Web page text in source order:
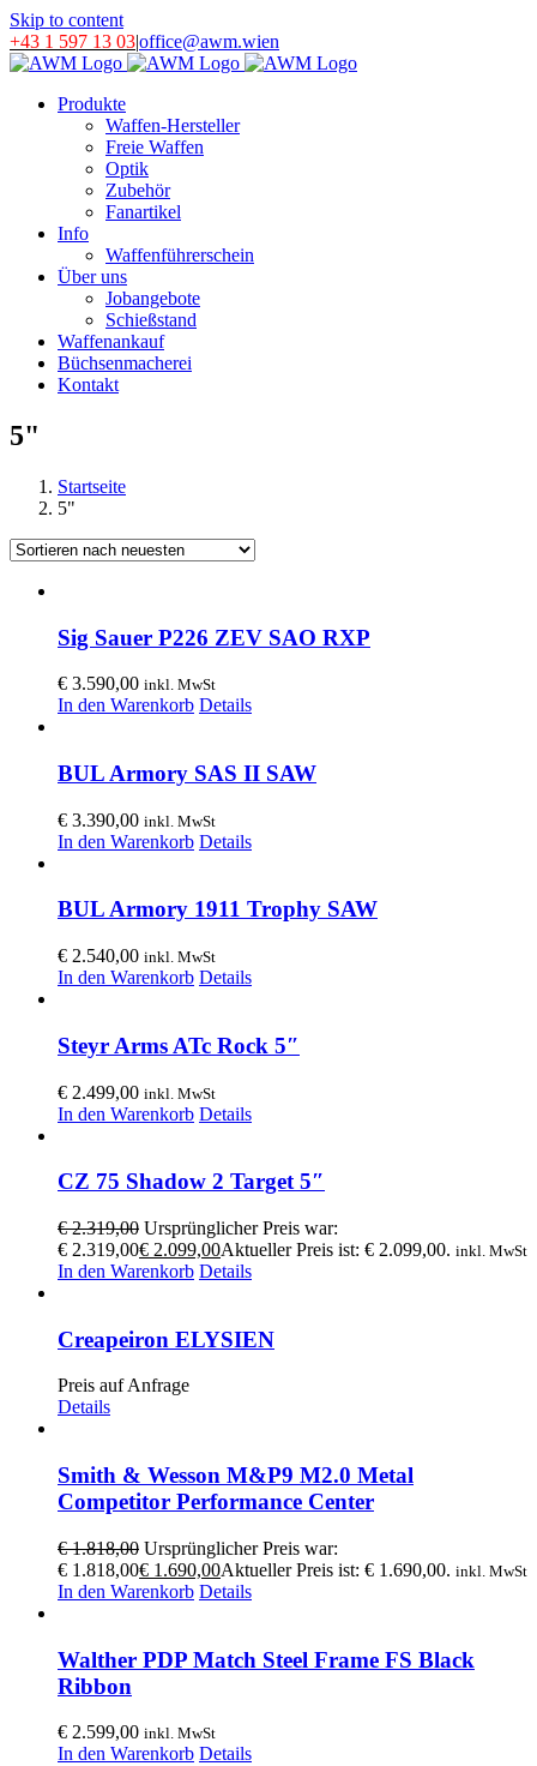
Skip to content
+43 1 597 13 03|office@awm.wien
Produkte
Waffen-Hersteller
Freie Waffen
Optik
Zubehör
Fanartikel
Info
Waffenführerschein
Über uns
Jobangebote
Schießstand
Waffenankauf
Büchsenmacherei
Kontakt
5"
Startseite
5"
Sig Sauer P226 ZEV SAO RXP
€ 3.590,00 inkl. MwSt
In den Warenkorb Details
BUL Armory SAS II SAW
€ 3.390,00 inkl. MwSt
In den Warenkorb Details
BUL Armory 1911 Trophy SAW
€ 2.540,00 inkl. MwSt
In den Warenkorb Details
Steyr Arms ATc Rock 5″
€ 2.499,00 inkl. MwSt
In den Warenkorb Details
CZ 75 Shadow 2 Target 5″
€2.319,00 Ursprünglicher Preis war:
€ 2.319,00€ 2.099,00Aktueller Preis ist: € 2.099,00. inkl. MwSt
In den Warenkorb Details
Creapeiron ELYSIEN
Preis auf Anfrage
Details
Smith & Wesson M&P9 M2.0 Metal
Competitor Performance Center
€1.818,00 Ursprünglicher Preis war:
€ 1.818,00€ 1.690,00Aktueller Preis ist: € 1.690,00. inkl. MwSt
In den Warenkorb Details
Walther PDP Match Steel Frame FS Black
Ribbon
€ 2.599,00 inkl. MwSt
In den Warenkorb Details